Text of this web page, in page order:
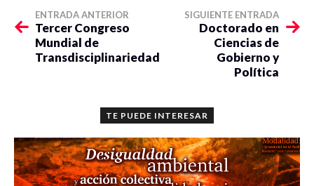
ENTRADA ANTERIOR
Tercer Congreso
Mundial de
Transdisciplinariedad
SIGUIENTE ENTRADA
Doctorado en
Ciencias de
Gobierno y
Política
TE PUEDE INTERESAR